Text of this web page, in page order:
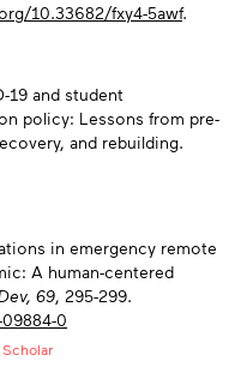
10.33682/fxy4-5awf.
19 and student
policy: Lessons from pre-
and rebuilding.
in emergency remote
A human-centered
69, 295-299.
0